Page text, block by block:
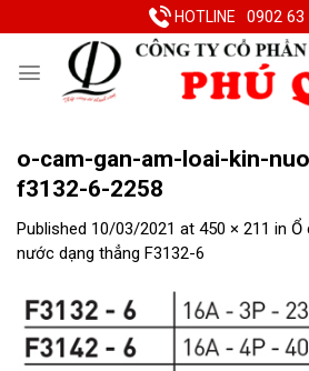
to
HOTLINE 0902 63
o-cam-gan-am-loai-kin-
f3132-6-2258
Published 10/03/2021 at 450 × 211 in Ổ
nước dạng thẳng F3132-6